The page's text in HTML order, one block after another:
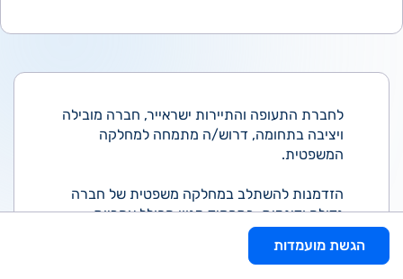
לחברת התעופה והתיירות ישראייר, חברה מובילה
ויציבה בתחומה, דרוש/ה מתמחה למחלקה
המשפטית.
הזדמנות להשתלב במחלקה משפטית של חברה
גדולה ודינמית, בתפקיד מגוון הכולל אחריות
ממשית, עבודה עצמאית לצד עבודה בצוות
מקצועי ומנוסה, וחשיפה לליבת הפעילות העסקית
הגשת מועמדות